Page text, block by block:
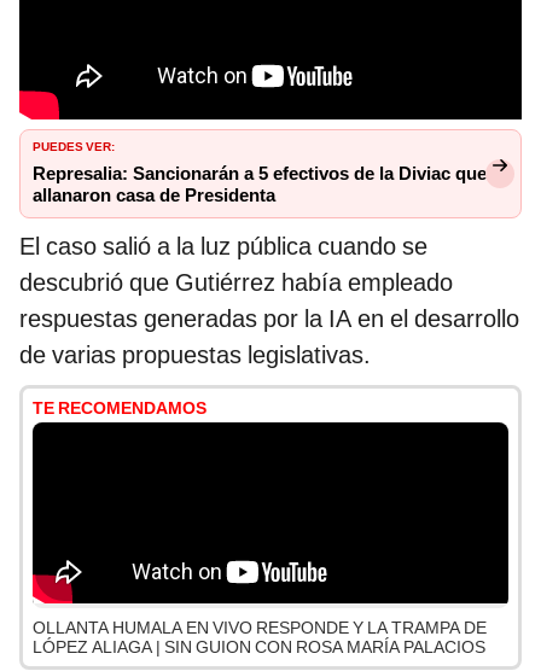
PUEDES VER:
Represalia: Sancionarán a 5 efectivos de la Diviac que
allanaron casa de Presidenta
El caso salió a la luz pública cuando se
descubrió que Gutiérrez había empleado
respuestas generadas por la IA en el desarrollo
de varias propuestas legislativas.
TE RECOMENDAMOS
OLLANTA HUMALA EN VIVO RESPONDE Y LA TRAMPA DE
LÓPEZ ALIAGA | SIN GUION CON ROSA MARÍA PALACIOS